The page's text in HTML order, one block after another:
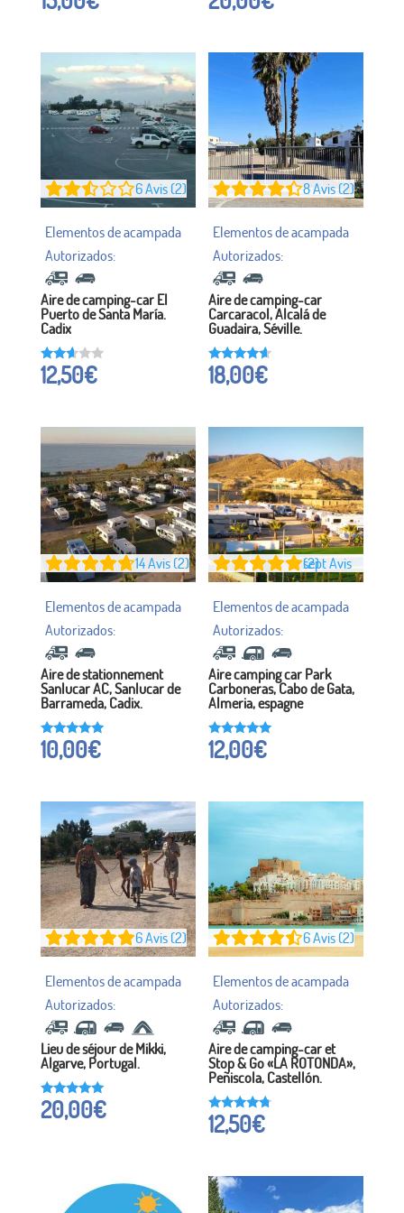
4.13
3,92
6Avis (2)
Aire de camping-car El
Puerto de Santa María.
Cadix
Noté
à
12,50€
8Avis (2)
Aire de camping-car
Carcaracol, Alcalá de
Guadaira, Séville.
Noté à
4.38
18,00€
14Avis (2)
Aire de stationnement
Sanlucar AC, Sanlucar de
Barrameda, Cadix.
Noté à
4,71
10,00€
sept
Avis (2)
Aire camping car Park
Carboneras, Cabo de Gata,
Almeria, espagne
Noté à
4,86
12,00€
6Avis (2)
Lieu de séjour de Mikki,
Algarve, Portugal.
Noté à
5h00
20,00€
6Avis (2)
Aire de camping-car et
Stop & Go «LA ROTONDA»,
Peñiscola, Castellón.
Noté à
4,50
12,50€